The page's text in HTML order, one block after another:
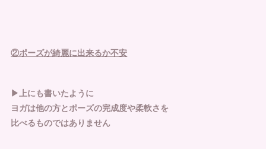
②ポーズが綺麗に出来るか不安
▶︎上にも書いたように
ヨガは他の方とポーズの完成度や柔軟さを
比べるものではありません